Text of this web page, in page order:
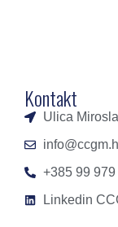
Kontakt
Ulica
+385 99
Linkedin